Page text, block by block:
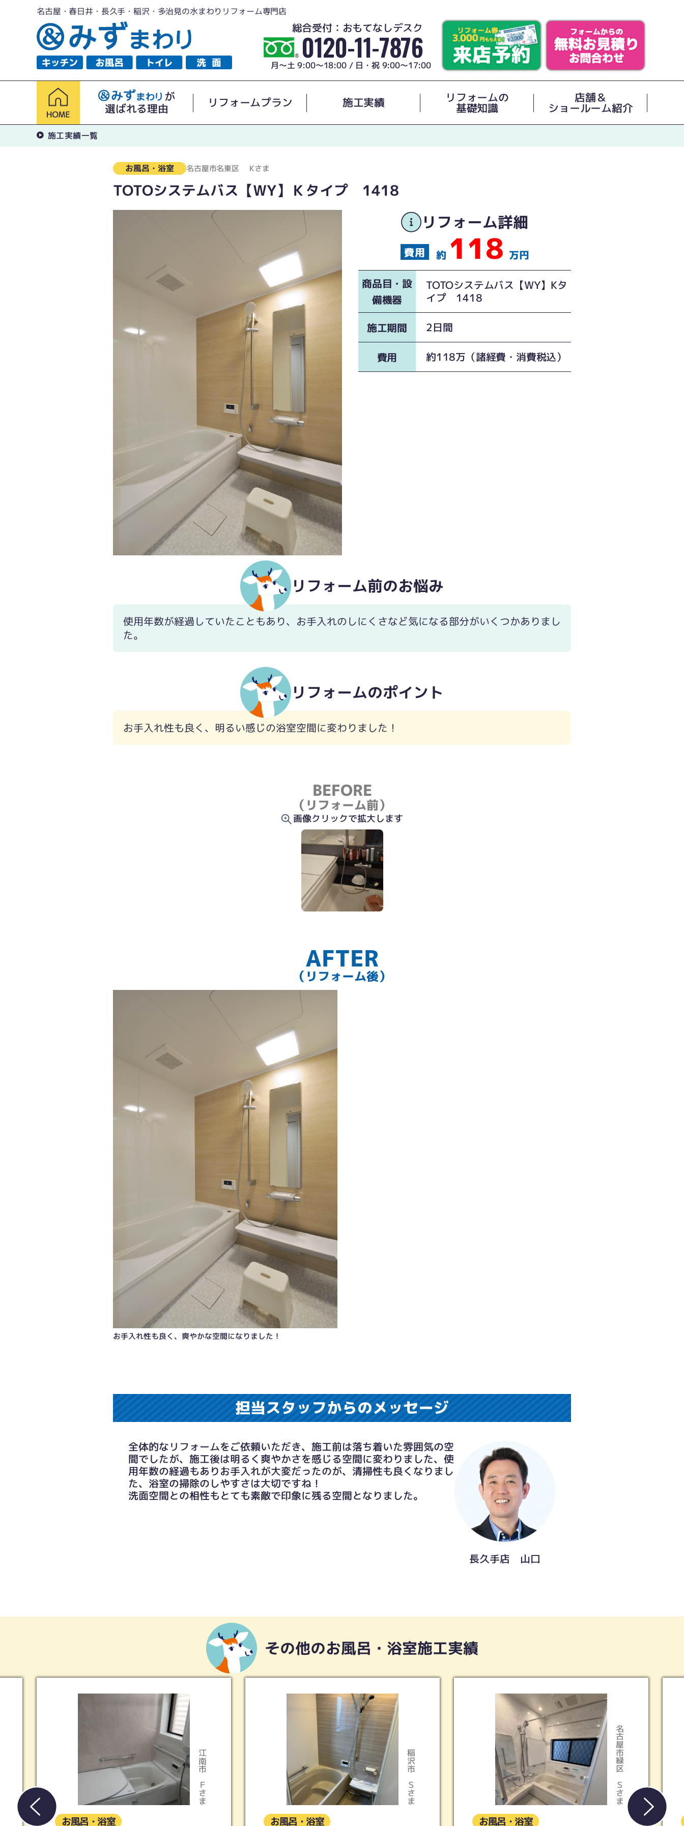
名古屋・春日井・長久手・稲沢・多治見の水まわりリフォーム専門店
総合受付：おもてなしデスク
0120-11-7876
月～土 9:00～18:00 / 日・祝 9:00～17:00
が
選ばれる理由
リフォームプラン 施工実績 リフォームの
基礎知識
店舗＆
ショールーム紹介
施工実績一覧
お風呂・浴室 名古屋市名東区 Kさま
TOTOシステムバス【WY】Ｋタイプ 1418
リフォーム詳細
約 118 万円
商品目・設
備機器
TOTOシステムバス【WY】Kタ
イプ 1418
施工期間 2日間
費用 約118万（諸経費・消費税込）
リフォーム前のお悩み
使用年数が経過していたこともあり、お手入れのしにくさなど気になる部分がいくつかありまし
た。
リフォームのポイント
お手入れ性も良く、明るい感じの浴室空間に変わりました！
BEFORE
（リフォーム前）
画像クリックで拡大します
使用年数の経過もありお手入れ性に不便がありました。
AFTER
（リフォーム後）
お手入れ性も良く、爽やかな空間になりました！
お手入れ性も良く、爽やかな空間になりました！
担当スタッフからのメッセージ
全体的なリフォームをご依頼いただき、施工前は落ち着いた雰囲気の空
間でしたが、施工後は明るく爽やかさを感じる空間に変わりました、使
用年数の経過もありお手入れが大変だったのが、清掃性も良くなりまし
た、浴室の掃除のしやすさは大切ですね！
洗面空間との相性もとても素敵で印象に残る空間となりました。
長久手店 山口
その他のお風呂・浴室施工実績
Ｆさま
お風呂・浴室 お風呂・浴室 お風呂・浴室